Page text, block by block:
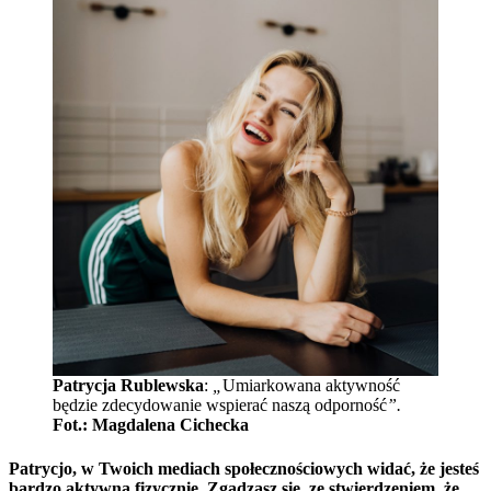
Patrycja Rublewska: „Umiarkowana aktywność
będzie zdecydowanie wspierać naszą odporność”.
Fot.: Magdalena Cichecka
Patrycjo, w Twoich mediach społecznościowych widać, że jesteś